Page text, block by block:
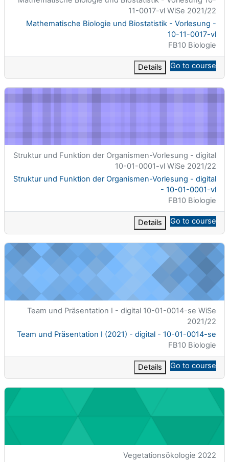
11-0017-vl WiSe 2021/22
اسم المقرر
Mathematische Biologie und Biostatistik - Vorlesung -
10-11-0017-vl
تصنيف المساق
FB10 Biologie
Go to course
Details
Funktion der Organismen-Vorlesung - digital - 10-01-0001-vl
الاسم المختصر للمقرر الدراسي
Struktur und Funktion der Organismen-Vorlesung - digital
10-01-0001-vl WiSe 2021/22
اسم المقرر
Struktur und Funktion der Organismen-Vorlesung - digital
- 10-01-0001-vl
تصنيف المساق
FB10 Biologie
Go to course
Details
Team und Präsentation I (2021) - digital - 10-01-0014-se
الاسم المختصر للمقرر الدراسي
Team und Präsentation I - digital 10-01-0014-se WiSe
2021/22
اسم المقرر
Team und Präsentation I (2021) - digital - 10-01-0014-se
تصنيف المساق
FB10 Biologie
Go to course
Details
Vegetationsökologie 2022
الاسم المختصر للمقرر الدراسي
Vegetationsökologie 2022